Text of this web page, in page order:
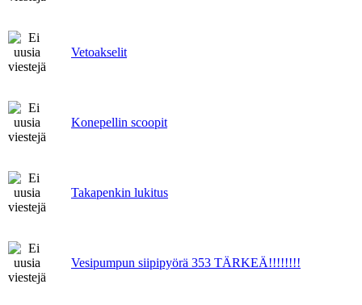
Vetoakselit
Konepellin scoopit
Takapenkin lukitus
Vesipumpun siipipyörä 353 TÄRKEÄ!!!!!!!!